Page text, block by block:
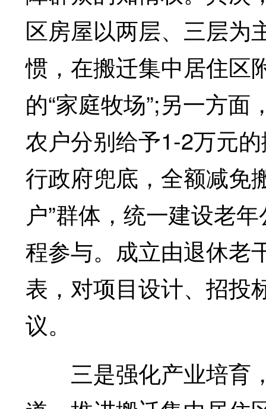
区房屋以两层、三层为
惯，在搬迁集中居住区
的“家庭牧场”;另一方
农户分别给予1-2万元
行政府兜底，全额减免
户”群体，统一建设老
程参与。成立由退休老
表，对项目设计、招投
议。
三是强化产业培育